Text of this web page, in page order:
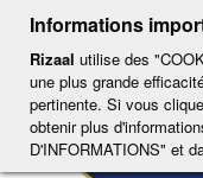
Informations
Rizaal utilise des
une plus grande
pertinente. Si vous
obtenir plus
D'INFORMATIONS" et
- ESP-ENG-CAT